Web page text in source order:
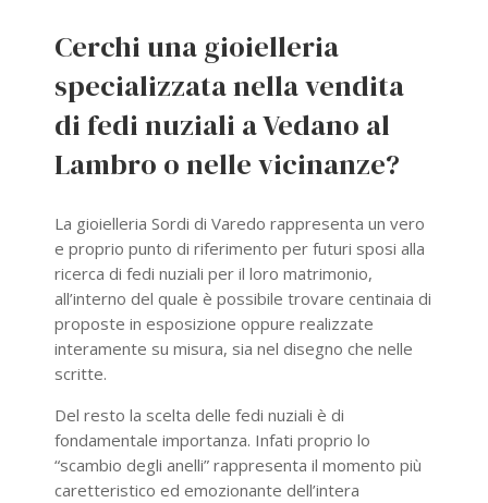
Cerchi una gioielleria
specializzata nella vendita
di fedi nuziali a Vedano al
Lambro o nelle vicinanze?
La gioielleria Sordi di Varedo rappresenta un vero
e proprio punto di riferimento per futuri sposi alla
ricerca di fedi nuziali per il loro matrimonio,
all’interno del quale è possibile trovare centinaia di
proposte in esposizione oppure realizzate
interamente su misura, sia nel disegno che nelle
scritte.
Del resto la scelta delle fedi nuziali è di
fondamentale importanza. Infati proprio lo
“scambio degli anelli” rappresenta il momento più
caretteristico ed emozionante dell’intera